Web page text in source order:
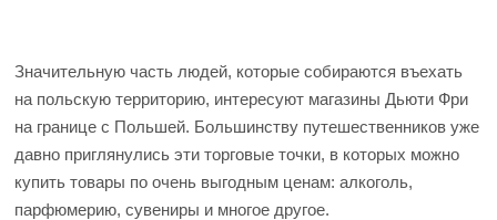
Значительную часть людей, которые собираются въехать
на польскую территорию, интересуют магазины Дьюти Фри
на границе с Польшей. Большинству путешественников уже
давно приглянулись эти торговые точки, в которых можно
купить товары по очень выгодным ценам: алкоголь,
парфюмерию, сувениры и многое другое.